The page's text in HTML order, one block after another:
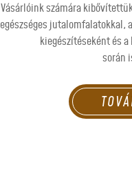
Vásárlóink számára
egészséges jutalomfalatokkal,
kiegészítéseként és
során